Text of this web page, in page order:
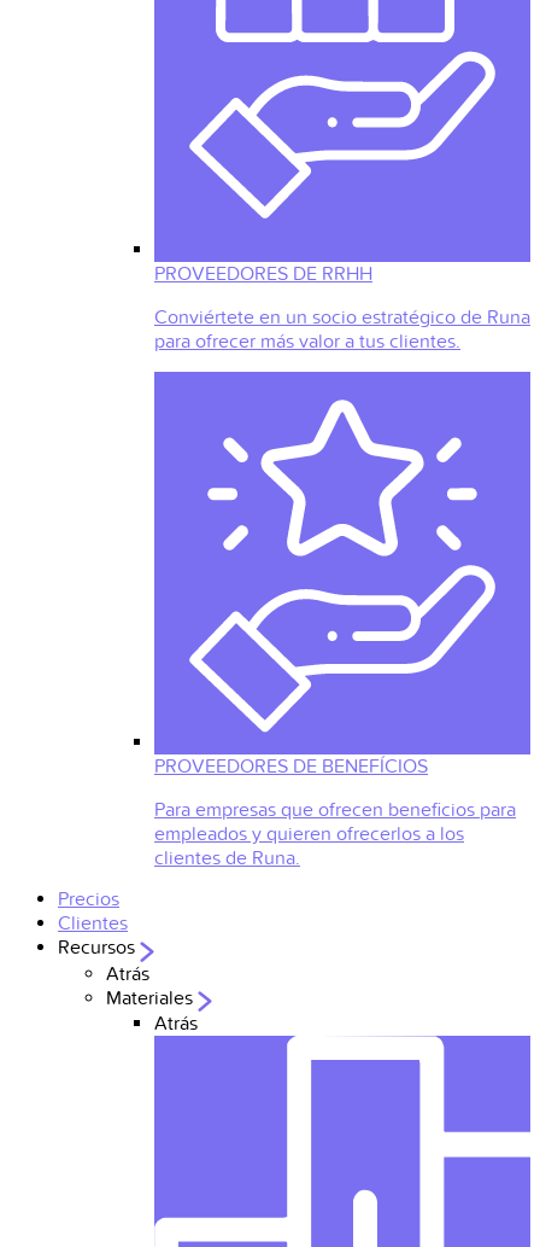
PROVEEDORES DE RRHH
Conviértete en un socio estratégico de Runa
para ofrecer más valor a tus clientes.
PROVEEDORES DE BENEFÍCIOS
Para empresas que ofrecen beneficios para
empleados y quieren ofrecerlos a los
clientes de Runa.
Precios
Clientes
Recursos
Atrás
Materiales
Atrás